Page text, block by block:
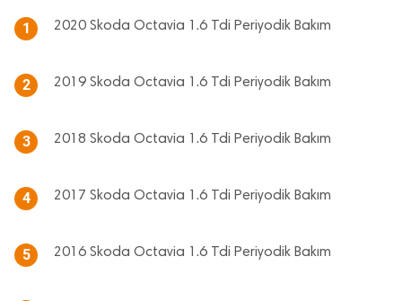
1 2020 Skoda Octavia 1.6 Tdi Periyodik Bakım
2 2019 Skoda Octavia 1.6 Tdi Periyodik Bakım
3 2018 Skoda Octavia 1.6 Tdi Periyodik Bakım
4 2017 Skoda Octavia 1.6 Tdi Periyodik Bakım
5 2016 Skoda Octavia 1.6 Tdi Periyodik Bakım